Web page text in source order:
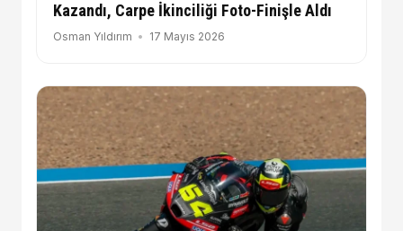
Kazandı, Carpe İkinciliği Foto-Finişle Aldı
Osman Yıldırım 17 Mayıs 2026